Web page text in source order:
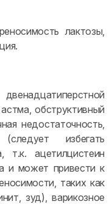
лактозы,
обструктивный
недостаточность,
избегать
т.к. ацетилцистеин
и может привести к
таких как
зуд), варикозное